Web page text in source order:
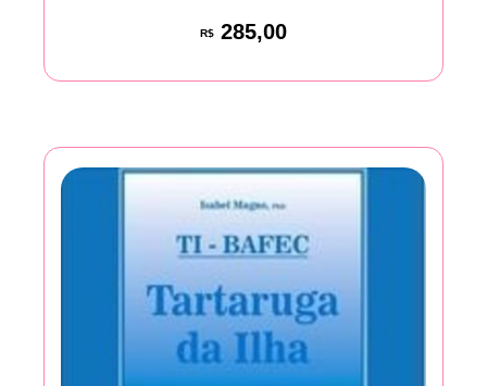
R$ 285,00